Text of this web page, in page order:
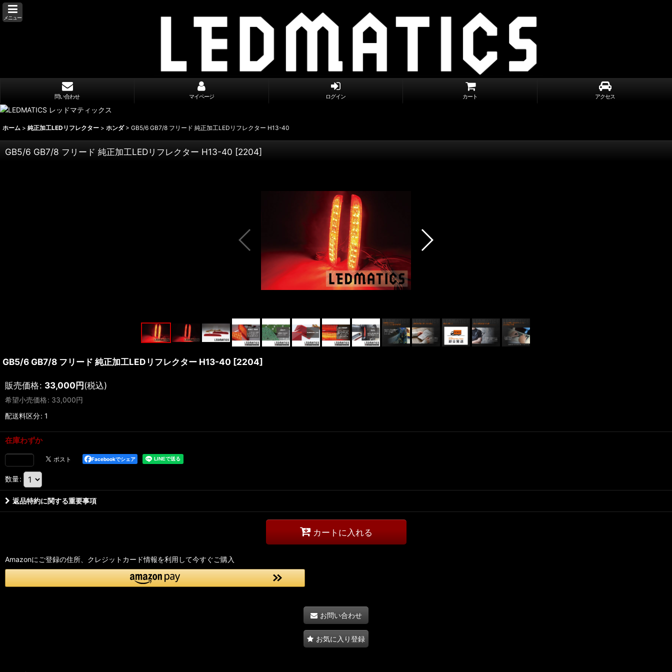
メニュー
問い合わせ マイページ ログイン カート アクセス
ホーム > 純正加工LEDリフレクター > ホンダ > GB5/6 GB7/8 フリード 純正加工LEDリフレクター H13-40
GB5/6 GB7/8 フリード 純正加工LEDリフレクター H13-40 [2204]
GB5/6 GB7/8 フリード 純正加工LEDリフレクター H13-40 [2204]
販売価格: 33,000円(税込)
希望小売価格: 33,000円
配送料区分: 1
在庫わずか
Facebookでシェア
数量:
返品特約に関する重要事項
カートに入れる
Amazonにご登録の住所、クレジットカード情報を利用して今すぐご購入
お問い合わせ
お気に入り登録